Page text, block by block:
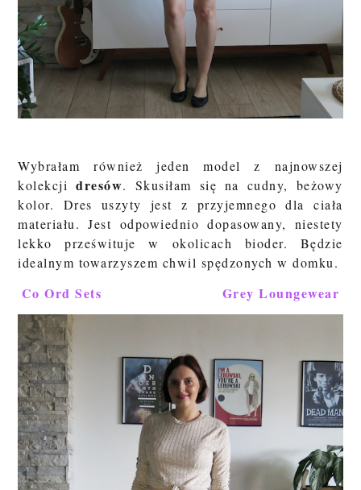
Wybrałam również jeden model z najnowszej
kolekcjidresów. Skusiłam się na cudny, beżowy
kolor. Dres uszyty jest z przyjemnego dla ciała
materiału. Jest odpowiednio dopasowany, niestety
lekko prześwituje w okolicach bioder. Będzie
idealnym towarzyszem chwil spędzonych w domku.
Co Ord Sets Grey Loungewear